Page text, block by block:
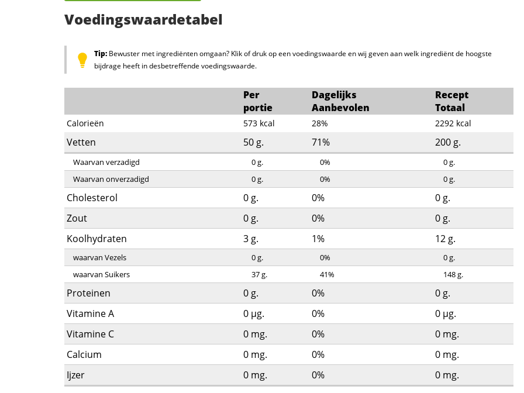
Voedingswaardetabel
Tip: Bewuster met ingrediënten omgaan? Klik of druk op een voedingswaarde en wij geven aan welk ingrediënt de hoogste
bijdrage heeft in desbetreffende voedingswaarde.
Per
portie
Dagelijks
Aanbevolen
Recept
Totaal
Calorieën 573 kcal 28% 2292 kcal
Vetten 50g. 71% 200g.
Waarvan verzadigd 0g. 0% 0g.
Waarvan onverzadigd
0g. 0% 0g.
Cholesterol 0g. 0% 0g.
Zout
0g. 0% 0g.
Koolhydraten
3g. 1% 12g.
waarvan Vezels 0g. 0% 0g.
waarvan Suikers
37g. 41% 148g.
Proteinen 0g. 0% 0g.
Vitamine A
0 µg. 0% 0 µg.
Vitamine C
0 mg. 0% 0 mg.
Calcium
0 mg. 0% 0 mg.
Ijzer
0 mg. 0% 0 mg.